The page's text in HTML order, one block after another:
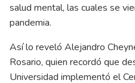
salud mental, las cuales se
pandemia.
Así lo reveló Alejandro
Rosario, quien recordó que
Universidad implementó el